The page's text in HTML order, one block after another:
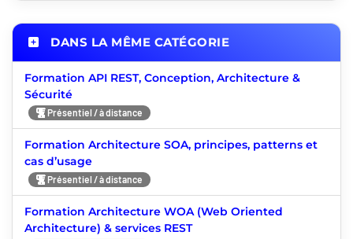
DANS LA MÊME CATÉGORIE
Formation API REST, Conception, Architecture &
Sécurité
Présentiel / à distance
Formation Architecture SOA, principes, patterns et
cas d’usage
Présentiel / à distance
Formation Architecture WOA (Web Oriented
Architecture) & services REST